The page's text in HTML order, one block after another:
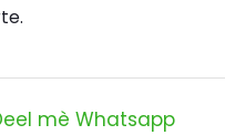
mè Whatsapp